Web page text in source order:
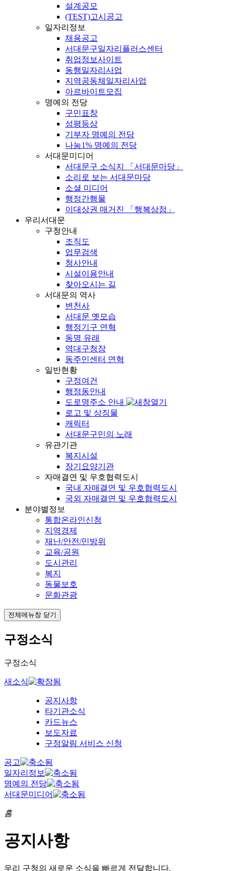
설계공모
(TEST)고시공고
일자리정보
채용공고
서대문구일자리플러스센터
취업정보사이트
동행일자리사업
지역공동체일자리사업
아르바이트모집
명예의 전당
구민표창
성평등상
기부자 명예의 전당
나눔1% 명예의 전당
서대문미디어
서대문구 소식지 「서대문마당」
소리로 보는 서대문마당
소셜 미디어
행정간행물
이대상권 매거진 「행복상점」
우리서대문
구청안내
조직도
업무검색
청사안내
시설이용안내
찾아오시는 길
서대문의 역사
변천사
서대문 옛모습
행정기구 연혁
동명 유래
역대구청장
동주민센터 연혁
일반현황
구정여건
행정동안내
도로명주소 안내
로고 및 상징물
캐릭터
서대문구민의 노래
유관기관
복지시설
장기요양기관
자매결연 및 우호협력도시
국내 자매결연 및 우호협력도시
국외 자매결연 및 우호협력도시
분야별정보
통합온라인신청
지역경제
재난/안전/민방위
교육/공원
도시관리
복지
동물보호
문화관광
전체메뉴창 닫기
구정소식
구정소식
새소식
공지사항
타기관소식
카드뉴스
보도자료
구정알림 서비스 신청
공고
일자리정보
명예의 전당
서대문미디어
홈
공지사항
우리 구청의 새로운 소식을 빠르게 전달합니다.